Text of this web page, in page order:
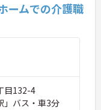
ームでの介護職
目132-4
」バス・車3分